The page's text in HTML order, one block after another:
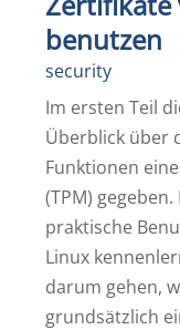
benutzen
security
Im ersten Teil
Überblick über
Funktionen
(TPM)
praktische
Linux
darum gehen,
grundsätzlich